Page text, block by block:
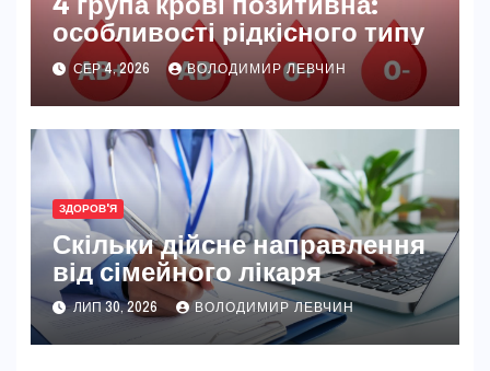
особливості рідкісного типу
СЕР 4, 2026 ВОЛОДИМИР ЛЕВЧИН
ЗДОРОВ'Я
Скільки дійсне направлення
від сімейного лікаря
ЛИП 30, 2026 ВОЛОДИМИР ЛЕВЧИН